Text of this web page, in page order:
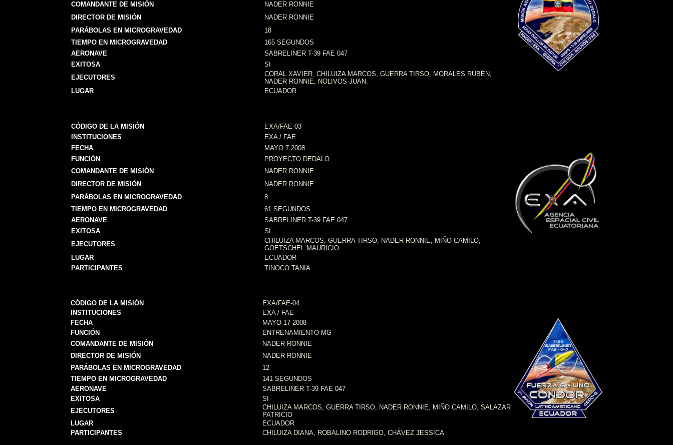
COMANDANTE DE MISIÓN
NADER RONNIE
DIRECTOR DE MISIÓN
NADER RONNIE
PARÁBOLAS EN MICROGRAVEDAD
18
TIEMPO EN MICROGRAVEDAD
165 SEGUNDOS
AERONAVE
SABRELINER T-39 FAE 047
EXITOSA
SI
EJECUTORES
CORAL XAVIER, CHILUIZA MARCOS, GUERRA TIRSO, MORALES RUBÉN,
NADER RONNIE, NOLIVOS JUAN.
LUGAR
ECUADOR
CÓDIGO DE LA MISIÓN
EXA/FAE-03
INSTITUCIONES
EXA / FAE
FECHA
MAYO 7 2008
FUNCIÓN
PROYECTO DEDALO
COMANDANTE DE MISIÓN
NADER RONNIE
DIRECTOR DE MISIÓN
NADER RONNIE
PARÁBOLAS EN MICROGRAVEDAD
8
TIEMPO EN MICROGRAVEDAD
61 SEGUNDOS
AERONAVE
SABRELINER T-39 FAE 047
EXITOSA
SI
EJECUTORES
CHILUIZA MARCOS, GUERRA TIRSO, NADER RONNIE, MIÑO CAMILO,
GOETSCHEL MAURICIO.
LUGAR
ECUADOR
PARTICIPANTES
TINOCO TANIA
CÓDIGO DE LA MISIÓN
EXA/FAE-04
INSTITUCIONES
EXA / FAE
FECHA
MAYO 17 2008
FUNCIÓN
ENTRENAMIENTO MG
COMANDANTE DE MISIÓN
NADER RONNIE
DIRECTOR DE MISIÓN
NADER RONNIE
PARÁBOLAS EN MICROGRAVEDAD
12
TIEMPO EN MICROGRAVEDAD
141 SEGUNDOS
AERONAVE
SABRELINER T-39 FAE 047
EXITOSA
SI
EJECUTORES
CHILUIZA MARCOS, GUERRA TIRSO, NADER RONNIE, MIÑO CAMILO, SALAZAR
PATRICIO
LUGAR
ECUADOR
PARTICIPANTES
CHILUIZA DIANA, ROBALINO RODRIGO, CHÁVEZ JESSICA